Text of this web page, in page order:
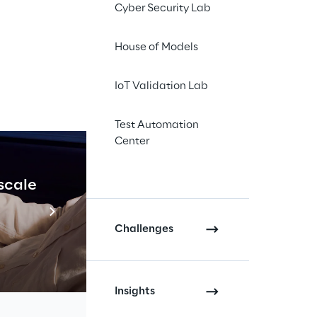
Cyber Security Lab
House of Models
IoT Validation Lab
Test Automation
Center
Challenges
Insights
processing, nella
dati, imparare da